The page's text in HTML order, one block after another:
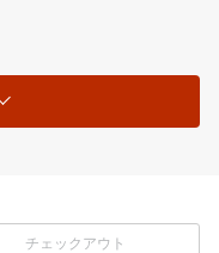
チェックアウト